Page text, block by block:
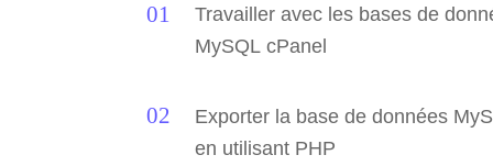
Travailler avec les bases de
MySQL cPanel
Exporter la base de données
en utilisant PHP